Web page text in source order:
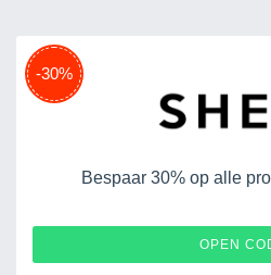
-30%
Bespaar 30% op alle
OPEN